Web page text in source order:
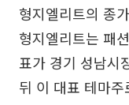
형지엘리트의 종
형지엘리트는 패
표가 경기 성남시
뒤 이 대표 테마